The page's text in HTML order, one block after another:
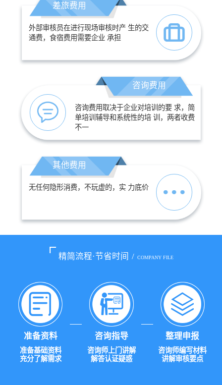
差旅费用
外部审核员在进行现场审核时产 生的交
通费，食宿费用需要企业 承担
咨询费用
咨询费用取决于企业对培训的要 求，简
单培训辅导和系统性的培 训，两者收费
不一
其他费用
无任何隐形消费，不玩虚的，实 力底价
精简流程·节省时间 / COMPANY FILE
准备资料
准备基础资料
充分了解需求
咨询指导
咨询师上门讲解
解答认证疑惑
整理申报
咨询师编写材料
讲解审核要点